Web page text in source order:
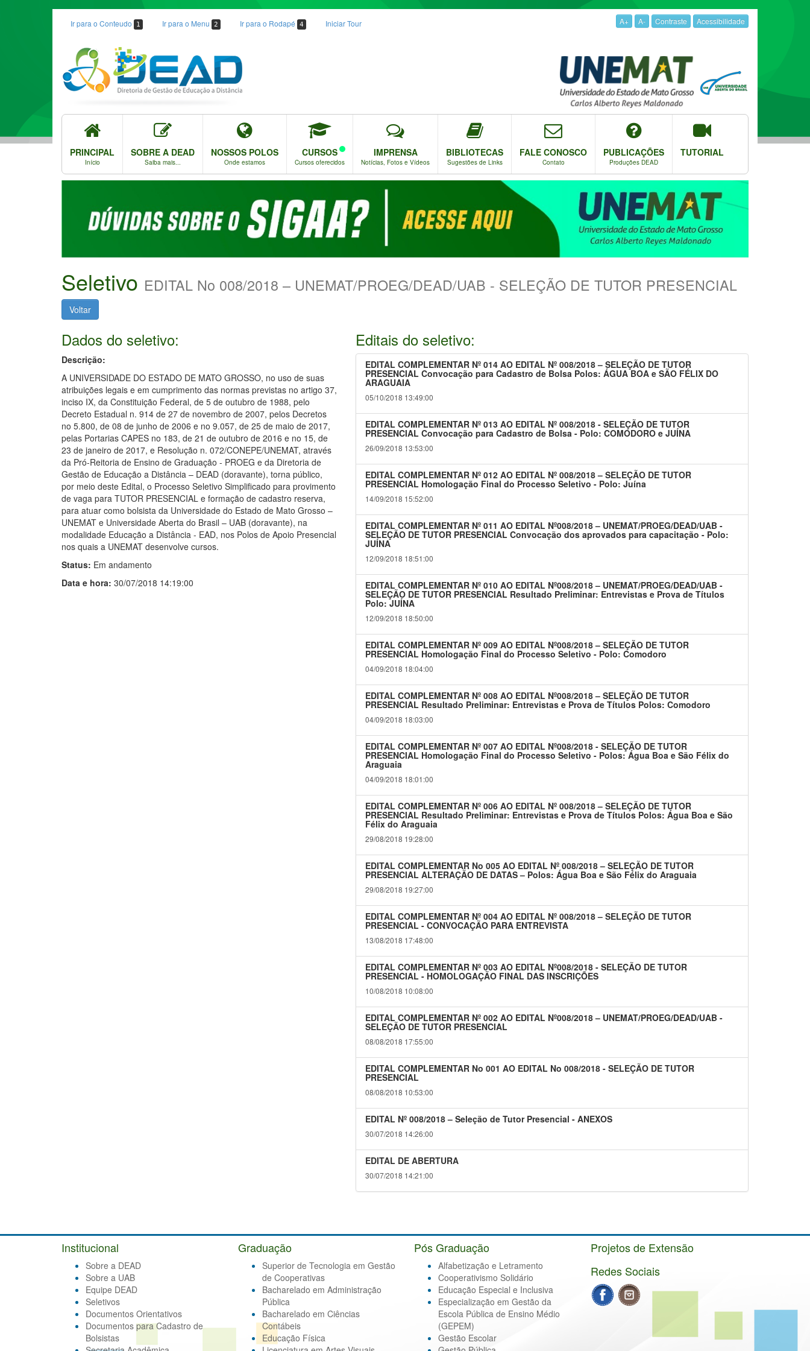
Ir para o Conteudo 1 Ir para o Menu 2 Ir para o Rodapé 4 Iniciar Tour A+ A- Contraste Acessibilidade
PRINCIPAL
Início
SOBRE A DEAD
Saiba mais...
NOSSOS POLOS
Onde estamos
CURSOS
Cursos oferecidos
IMPRENSA
Notícias, Fotos e Vídeos
BIBLIOTECAS
Sugestões de Links
FALE CONOSCO
Contato
PUBLICAÇÕES
Produções DEAD
TUTORIAL
Seletivo EDITAL No 008/2018 – UNEMAT/PROEG/DEAD/UAB - SELEÇÃO DE TUTOR PRESENCIAL
Voltar
Dados do seletivo:
Descrição:
A UNIVERSIDADE DO ESTADO DE MATO GROSSO, no uso de suas
atribuições legais e em cumprimento das normas previstas no artigo 37,
inciso IX, da Constituição Federal, de 5 de outubro de 1988, pelo
Decreto Estadual n. 914 de 27 de novembro de 2007, pelos Decretos
no 5.800, de 08 de junho de 2006 e no 9.057, de 25 de maio de 2017,
pelas Portarias CAPES no 183, de 21 de outubro de 2016 e no 15, de
23 de janeiro de 2017, e Resolução n. 072/CONEPE/UNEMAT, através
da Pró-Reitoria de Ensino de Graduação - PROEG e da Diretoria de
Gestão de Educação a Distância – DEAD (doravante), torna público,
por meio deste Edital, o Processo Seletivo Simplificado para provimento
de vaga para TUTOR PRESENCIAL e formação de cadastro reserva,
para atuar como bolsista da Universidade do Estado de Mato Grosso –
UNEMAT e Universidade Aberta do Brasil – UAB (doravante), na
modalidade Educação a Distância - EAD, nos Polos de Apoio Presencial
nos quais a UNEMAT desenvolve cursos.
Status: Em andamento
Data e hora: 30/07/2018 14:19:00
Editais do seletivo:
EDITAL COMPLEMENTAR Nº 014 AO EDITAL Nº 008/2018 – SELEÇÃO DE TUTOR
PRESENCIAL Convocação para Cadastro de Bolsa Polos: ÁGUA BOA e SÃO FÉLIX DO
ARAGUAIA
05/10/2018 13:49:00
EDITAL COMPLEMENTAR Nº 013 AO EDITAL Nº 008/2018 - SELEÇÃO DE TUTOR
PRESENCIAL Convocação para Cadastro de Bolsa - Polo: COMODORO e JUÍNA
26/09/2018 13:53:00
EDITAL COMPLEMENTAR Nº 012 AO EDITAL Nº 008/2018 – SELEÇÃO DE TUTOR
PRESENCIAL Homologação Final do Processo Seletivo - Polo: Juína
14/09/2018 15:52:00
EDITAL COMPLEMENTAR Nº 011 AO EDITAL Nº008/2018 – UNEMAT/PROEG/DEAD/UAB -
SELEÇÃO DE TUTOR PRESENCIAL Convocação dos aprovados para capacitação - Polo:
JUÍNA
12/09/2018 18:51:00
EDITAL COMPLEMENTAR Nº 010 AO EDITAL Nº008/2018 – UNEMAT/PROEG/DEAD/UAB -
SELEÇÃO DE TUTOR PRESENCIAL Resultado Preliminar: Entrevistas e Prova de Títulos
Polo: JUÍNA
12/09/2018 18:50:00
EDITAL COMPLEMENTAR Nº 009 AO EDITAL Nº008/2018 – SELEÇÃO DE TUTOR
PRESENCIAL Homologação Final do Processo Seletivo - Polo: Comodoro
04/09/2018 18:04:00
EDITAL COMPLEMENTAR Nº 008 AO EDITAL Nº008/2018 – SELEÇÃO DE TUTOR
PRESENCIAL Resultado Preliminar: Entrevistas e Prova de Títulos Polos: Comodoro
04/09/2018 18:03:00
EDITAL COMPLEMENTAR Nº 007 AO EDITAL Nº008/2018 - SELEÇÃO DE TUTOR
PRESENCIAL Homologação Final do Processo Seletivo - Polos: Água Boa e São Félix do
Araguaia
04/09/2018 18:01:00
EDITAL COMPLEMENTAR Nº 006 AO EDITAL Nº 008/2018 – SELEÇÃO DE TUTOR
PRESENCIAL Resultado Preliminar: Entrevistas e Prova de Títulos Polos: Água Boa e São
Félix do Araguaia
29/08/2018 19:28:00
EDITAL COMPLEMENTAR No 005 AO EDITAL Nº 008/2018 – SELEÇÃO DE TUTOR
PRESENCIAL ALTERAÇÃO DE DATAS – Polos: Água Boa e São Félix do Araguaia
29/08/2018 19:27:00
EDITAL COMPLEMENTAR Nº 004 AO EDITAL Nº 008/2018 – SELEÇÃO DE TUTOR
PRESENCIAL - CONVOCAÇÃO PARA ENTREVISTA
13/08/2018 17:48:00
EDITAL COMPLEMENTAR Nº 003 AO EDITAL Nº008/2018 - SELEÇÃO DE TUTOR
PRESENCIAL - HOMOLOGAÇÃO FINAL DAS INSCRIÇÕES
10/08/2018 10:08:00
EDITAL COMPLEMENTAR Nº 002 AO EDITAL Nº008/2018 – UNEMAT/PROEG/DEAD/UAB -
SELEÇÃO DE TUTOR PRESENCIAL
08/08/2018 17:55:00
EDITAL COMPLEMENTAR No 001 AO EDITAL No 008/2018 - SELEÇÃO DE TUTOR
PRESENCIAL
08/08/2018 10:53:00
EDITAL Nº 008/2018 – Seleção de Tutor Presencial - ANEXOS
30/07/2018 14:26:00
EDITAL DE ABERTURA
30/07/2018 14:21:00
Institucional
Sobre a DEAD
Sobre a UAB
Equipe DEAD
Seletivos
Documentos Orientativos
Documentos para Cadastro de
Bolsistas
Graduação
Superior de Tecnologia em Gestão
de Cooperativas
Bacharelado em Administração
Pública
Bacharelado em Ciências
Contábeis
Educação Física
Pós Graduação
Alfabetização e Letramento
Cooperativismo Solidário
Educação Especial e Inclusiva
Especialização em Gestão da
Escola Pública de Ensino Médio
(GEPEM)
Gestão Escolar
Projetos de Extensão
Redes Sociais